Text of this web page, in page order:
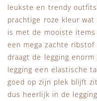
leukste en trendy
prachtige roze kleur
is met de mooiste items
een mega zachte
draagt de legging
legging een elastische
goed op zijn plek blijft
dus heerlijk in de